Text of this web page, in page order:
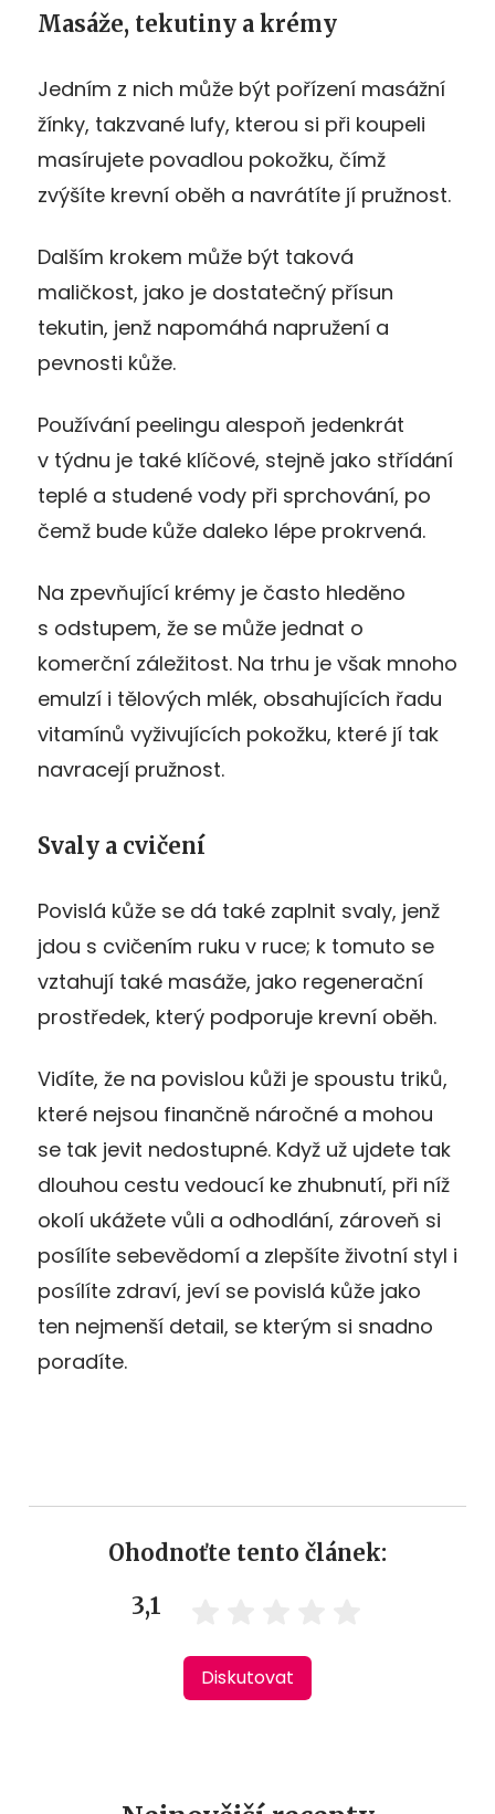
Masáže, tekutiny a krémy
Jedním z nich může být pořízení masážní
žínky, takzvané lufy, kterou si při koupeli
masírujete povadlou pokožku, čímž
zvýšíte krevní oběh a navrátíte jí pružnost.
Dalším krokem může být taková
maličkost, jako je dostatečný přísun
tekutin, jenž napomáhá napružení a
pevnosti kůže.
Používání peelingu alespoň jedenkrát
v týdnu je také klíčové, stejně jako střídání
teplé a studené vody při sprchování, po
čemž bude kůže daleko lépe prokrvená.
Na zpevňující krémy je často hleděno
s odstupem, že se může jednat o
komerční záležitost. Na trhu je však mnoho
emulzí i tělových mlék, obsahujících řadu
vitamínů vyživujících pokožku, které jí tak
navracejí pružnost.
Svaly a cvičení
Povislá kůže se dá také zaplnit svaly, jenž
jdou s cvičením ruku v ruce; k tomuto se
vztahují také masáže, jako regenerační
prostředek, který podporuje krevní oběh.
Vidíte, že na povislou kůži je spoustu triků,
které nejsou finančně náročné a mohou
se tak jevit nedostupné. Když už ujdete tak
dlouhou cestu vedoucí ke zhubnutí, při níž
okolí ukážete vůli a odhodlání, zároveň si
posílíte sebevědomí a zlepšíte životní styl i
posílíte zdraví, jeví se povislá kůže jako
ten nejmenší detail, se kterým si snadno
poradíte.
Ohodnoťte tento článek:
3,1
Diskutovat